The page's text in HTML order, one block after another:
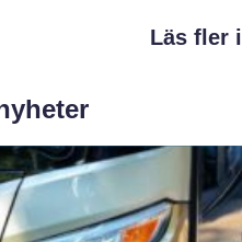
Läs fler